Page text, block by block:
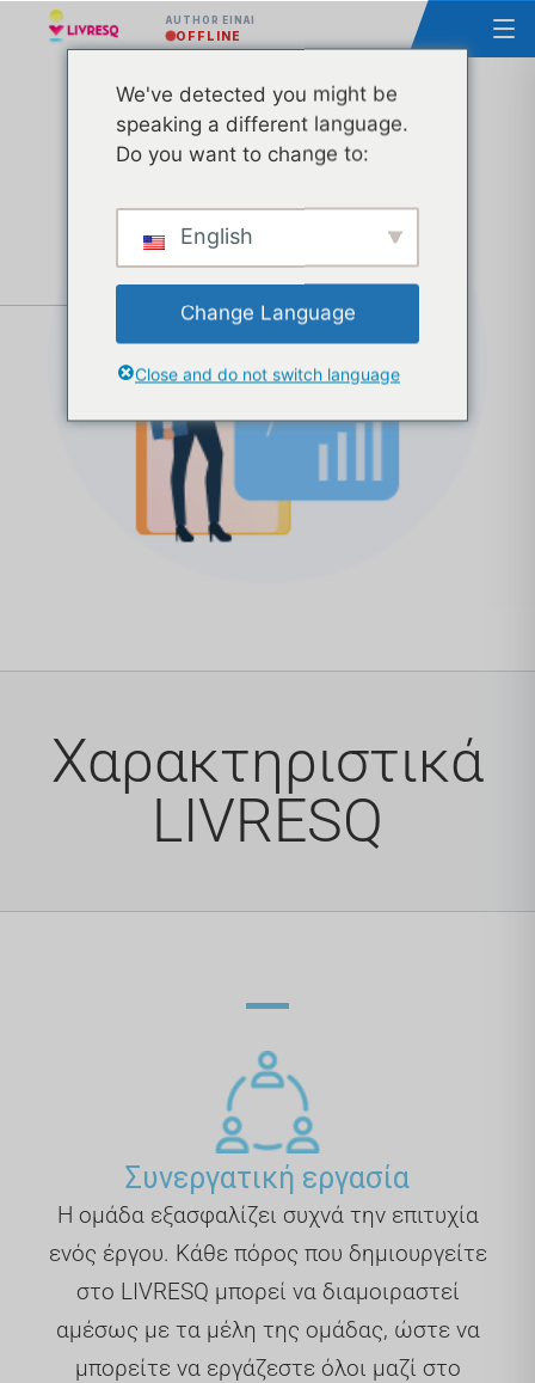
AUTHOR ΕΊΝΑΙ
OFFLINE
Υπουργείο Παιδείας και Έρευνας - Τεχνική &
Διοικητική Υποστήριξη - Tranche 31
Χαρακτηριστικά
LIVRESQ
Συνεργατική εργασία
Η ομάδα εξασφαλίζει συχνά την επιτυχία
ενός έργου. Κάθε πόρος που δημιουργείτε
στο LIVRESQ μπορεί να διαμοιραστεί
αμέσως με τα μέλη της ομάδας, ώστε να
μπορείτε να εργάζεστε όλοι μαζί στο
We've detected you might be
speaking a different language.
Do you want to change to:
English
Change Language
Close and do not switch language